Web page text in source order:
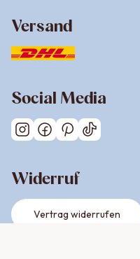
Versand
Social Media
Widerruf
Vertrag widerrufen